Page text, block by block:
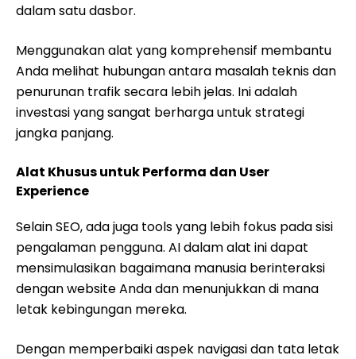
dalam satu dasbor.
Menggunakan alat yang komprehensif membantu
Anda melihat hubungan antara masalah teknis dan
penurunan trafik secara lebih jelas. Ini adalah
investasi yang sangat berharga untuk strategi
jangka panjang.
Alat Khusus untuk Performa dan User
Experience
Selain SEO, ada juga tools yang lebih fokus pada sisi
pengalaman pengguna. AI dalam alat ini dapat
mensimulasikan bagaimana manusia berinteraksi
dengan website Anda dan menunjukkan di mana
letak kebingungan mereka.
Dengan memperbaiki aspek navigasi dan tata letak